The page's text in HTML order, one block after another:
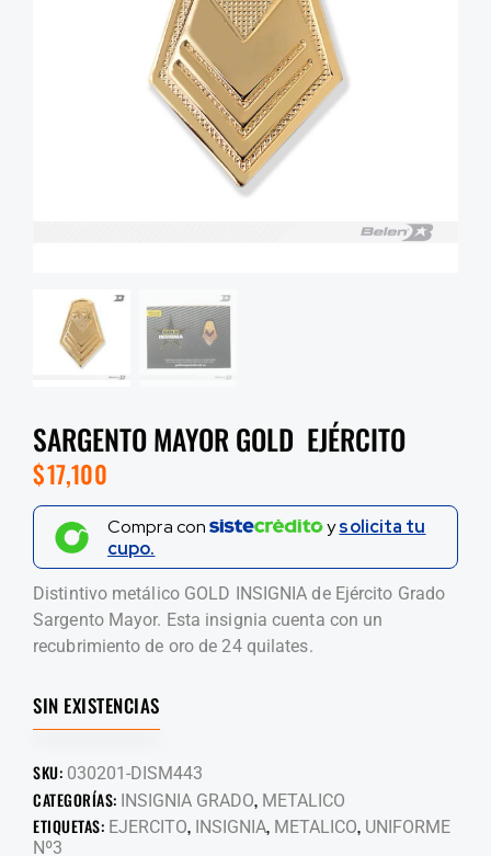
SARGENTO MAYOR GOLD EJÉRCITO
$17,100
Compra con ysolicita tu
cupo.
Distintivo metálico GOLD INSIGNIA de Ejército Grado
Sargento Mayor. Esta insignia cuenta con un
recubrimiento de oro de 24 quilates.
SIN EXISTENCIAS
SKU: 030201-DISM443
CATEGORÍAS: INSIGNIA GRADO, METALICO
ETIQUETAS: EJERCITO, INSIGNIA, METALICO, UNIFORME
Nº3